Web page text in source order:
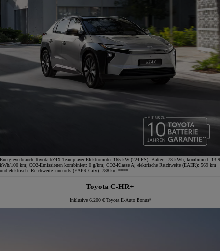
Energieverbrauch Toyota bZ4X Teamplayer Elektromotor 165 kW (224 PS), Batterie 73 kWh; kombiniert: 13.9
kWh/100 km; CO2-Emissionen kombiniert: 0 g/km; CO2-Klasse A; elektrische Reichweite (EAER): 569 km
und elektrische Reichweite innerorts (EAER City): 788 km.****
Toyota C-HR+
Inklusive 6.200 € Toyota E-Auto Bonus⁹